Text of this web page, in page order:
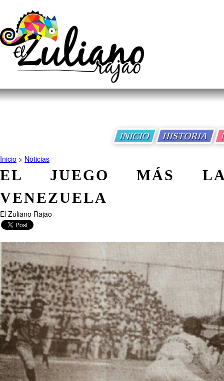
INICIO HISTORIA
Inicio > Noticias
EL JUEGO MÁS
VENEZUELA
El Zuliano Rajao